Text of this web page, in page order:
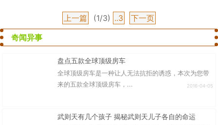
上一篇 (1/3) ..3
下一页
奇闻异事
盘点五款全球顶级房车
全球顶级房车是一种让人无法抗拒的诱惑，本次为您带
来的五款全球顶级房车，...
2016-04-05
武则天有几个孩子 揭秘武则天儿子各自的命运